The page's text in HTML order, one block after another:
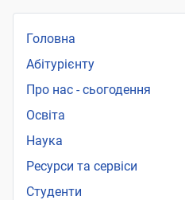
Головна
Абітурієнту
Про нас - сьогодення
Освіта
Наука
Ресурси та сервіси
Студенти